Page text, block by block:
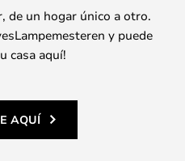
de un hogar único a otro.
y puede
casa aquí!
AQUÍ